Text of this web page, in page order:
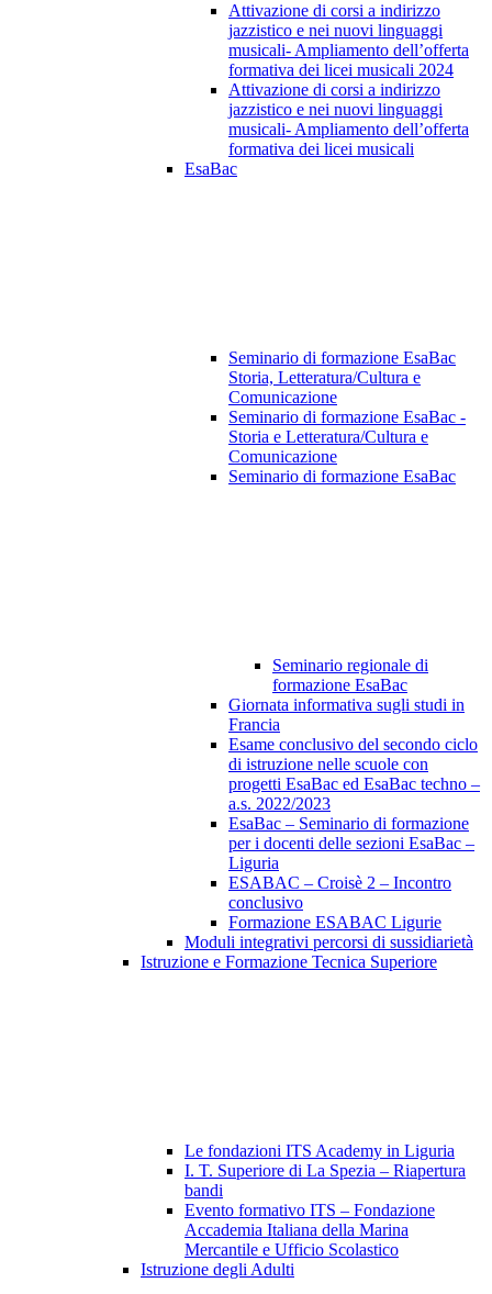
Attivazione di corsi a indirizzo
jazzistico e nei nuovi linguaggi
musicali- Ampliamento dell’offerta
formativa dei licei musicali 2024
Attivazione di corsi a indirizzo
jazzistico e nei nuovi linguaggi
musicali- Ampliamento dell’offerta
formativa dei licei musicali
EsaBac
Seminario di formazione EsaBac
Storia, Letteratura/Cultura e
Comunicazione
Seminario di formazione EsaBac -
Storia e Letteratura/Cultura e
Comunicazione
Seminario di formazione EsaBac
Seminario regionale di
formazione EsaBac
Giornata informativa sugli studi in
Francia
Esame conclusivo del secondo ciclo
di istruzione nelle scuole con
progetti EsaBac ed EsaBac techno –
a.s. 2022/2023
EsaBac – Seminario di formazione
per i docenti delle sezioni EsaBac –
Liguria
ESABAC – Croisè 2 – Incontro
conclusivo
Formazione ESABAC Ligurie
Moduli integrativi percorsi di sussidiarietà
Istruzione e Formazione Tecnica Superiore
Le fondazioni ITS Academy in Liguria
I. T. Superiore di La Spezia – Riapertura
bandi
Evento formativo ITS – Fondazione
Accademia Italiana della Marina
Mercantile e Ufficio Scolastico
Istruzione degli Adulti